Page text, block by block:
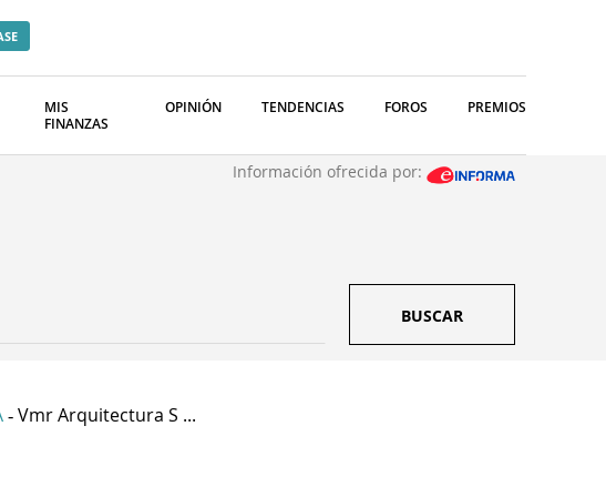
MIS
FINANZAS
OPINIÓN TENDENCIAS FOROS PREMIOS
Información ofrecida por:
BUSCAR
- Vmr Arquitectura S ...